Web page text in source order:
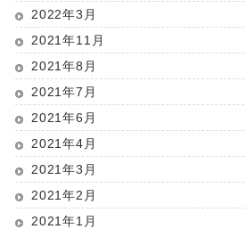
2022年3月
2021年11月
2021年8月
2021年7月
2021年6月
2021年4月
2021年3月
2021年2月
2021年1月